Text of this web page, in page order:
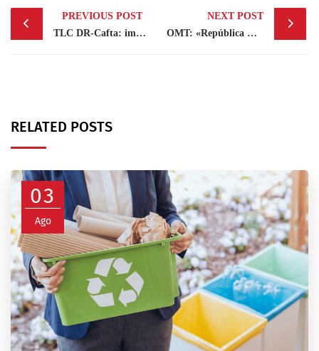
navigation
PREVIOUS POST
TLC DR-Cafta: importaciones de RD generan mayor déficit en la balanza comercial
NEXT POST
OMT: «República Dominicana es el mejor país para invertir»
RELATED POSTS
03
Ago